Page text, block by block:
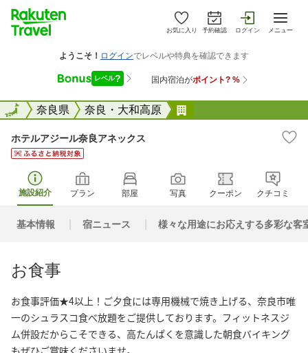
お気に入り 予約確認 ログイン メニュー
全国奈良県 奈良・大和高原
全国
ホテルアジール奈良アネックス
施設紹介 プラン 部屋 写真 クーポン クチコミ
基本情報 宿ニュース 様々な用途にお応えする多彩な客
お食事
お食事評価★4以上！ご夕食には専用機械で焼き上げる、奈良市唯
一のシュラスコ食べ放題をご提供しております。フィットネスジ
ム併設だからこそできる、高たんぱくを意識した朝食バイキング
もぜひご賞味くださいませ。